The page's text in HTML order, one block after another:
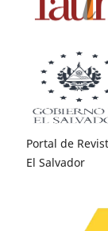
Portal de
El Salvador